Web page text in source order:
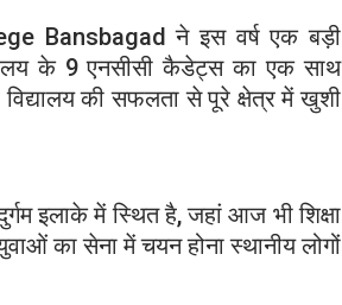
Bansbagad ने इस वर्ष एक बड़ी
के 9 एनसीसी कैडेट्स का एक साथ
की सफलता से पूरे क्षेत्र में खुशी
इलाके में स्थित है, जहां आज भी शिक्षा
का सेना में चयन होना स्थानीय लोगों